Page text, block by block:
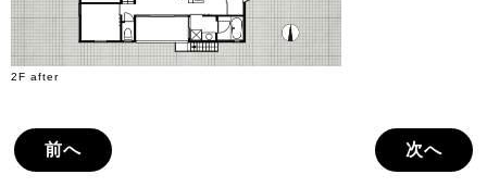
2F after
前へ 次へ